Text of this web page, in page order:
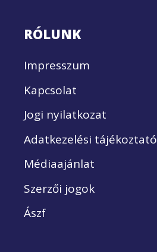
RÓLUNK
Impresszum
Kapcsolat
Jogi nyilatkozat
Adatkezelési tájékoztató
Médiaajánlat
Szerzői jogok
Ászf